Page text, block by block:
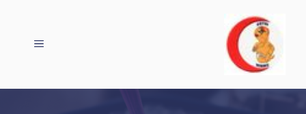
المحتوى
القائمة